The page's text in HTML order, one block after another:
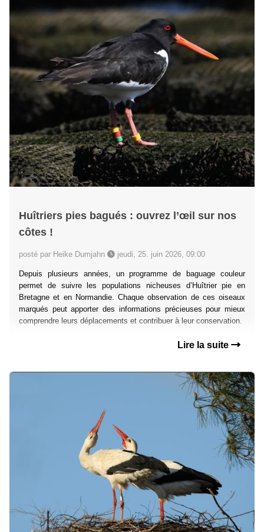
Huîtriers pies bagués : ouvrez l’œil sur nos
côtes !
posté par Heike Dumjahn jeudi, 25. juin 2026, 09:00
Depuis plusieurs années, un programme de baguage couleur
permet de suivre les populations nicheuses d’Huîtrier pie en
Bretagne et en Normandie. Chaque observation de ces oiseaux
marqués peut apporter des informations précieuses pour mieux
comprendre leurs déplacements et contribuer à leur conservation.
Lire la suite